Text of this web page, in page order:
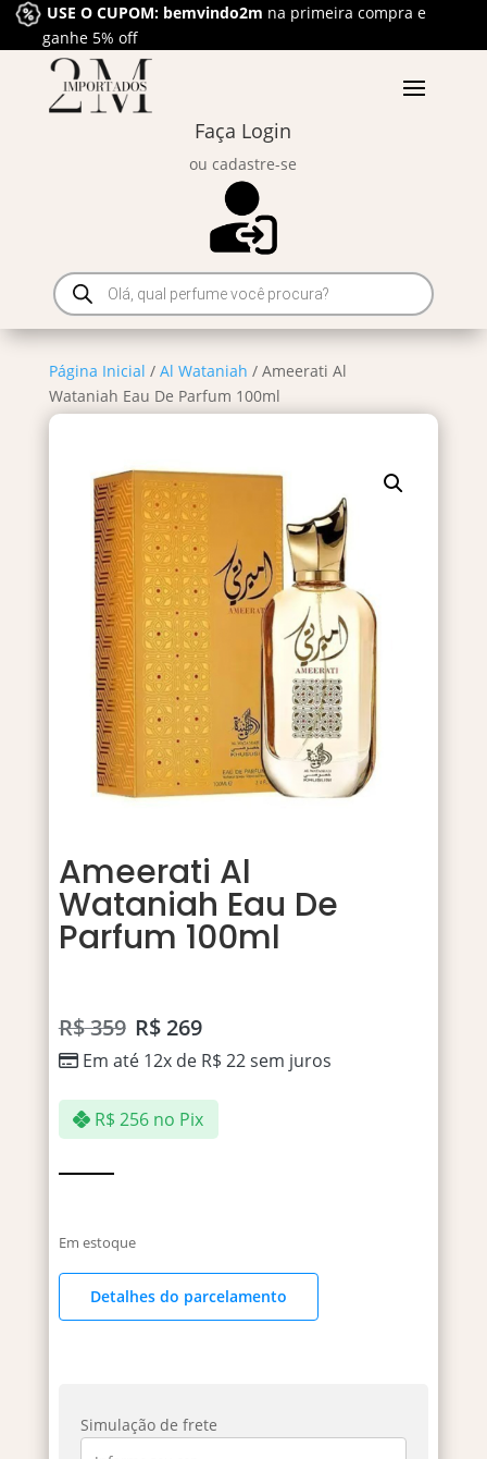
USE O CUPOM: bemvindo2m na primeira compra e
ganhe 5% off
Faça Login
ou cadastre-se
Pesquisar
produtos
Página Inicial / Al Wataniah / Ameerati Al
Wataniah Eau De Parfum 100ml
Ameerati Al
Wataniah Eau De
Parfum 100ml
R$359 R$269
Em até 12x de R$ 22sem juros
R$ 256 no Pix
Em estoque
Detalhes do parcelamento
Simulação de frete